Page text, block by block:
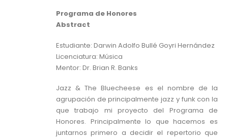
Programa de Honores
Abstract
Estudiante: Darwin Adolfo Bullé Goyri Hernández
Licenciatura: Música
Mentor: Dr. Brian R. Banks
Jazz & The Bluecheese es el nombre de la
agrupación de principalmente jazz y funk con la
que trabajo mi proyecto del Programa de
Honores. Principalmente lo que hacemos es
juntarnos primero a decidir el repertorio que